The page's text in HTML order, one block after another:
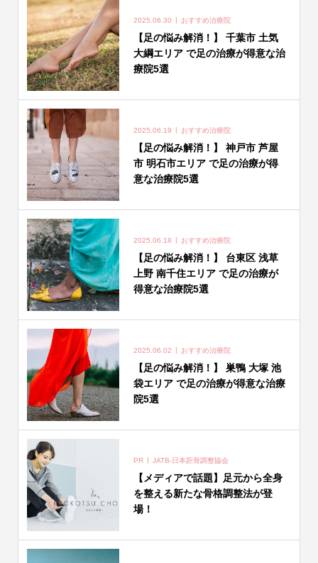
2025.06.30 おすすめ治療院
【足の悩み解消！】 千葉市 土気
大綱エリア で足の治療が得意な治
療院5選
2025.06.19 おすすめ治療院
【足の悩み解消！】 神戸市 芦屋
市 明石市エリア で足の治療が得
意な治療院5選
2025.06.18 おすすめ治療院
【足の悩み解消！】 台東区 浅草
上野 南千住エリア で足の治療が
得意な治療院5選
2025.06.02 おすすめ治療院
【足の悩み解消！】 巣鴨 大塚 池
袋エリア で足の治療が得意な治療
院5選
PR JATB-日本距骨調整協会
【メディアで話題】足元から全身
を整える新たな骨格調整法が登
場！